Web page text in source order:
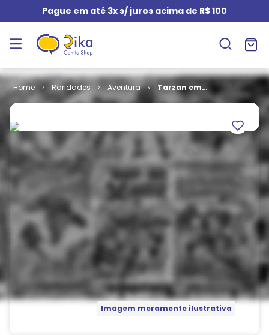
Pague em até 3x s/ juros acima de R$ 100
Raridades Aventura
Tarzan em
Formatinho -
Imagem meramente ilustrativa